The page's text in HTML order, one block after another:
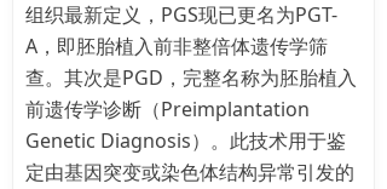
组织最新定义，PGS现已更名为PGT-
A，即胚胎植入前非整倍体遗传学筛
查。其次是PGD，完整名称为胚胎植入
前遗传学诊断（Preimplantation
Genetic Diagnosis）。此技术用于鉴
定由基因突变或染色体结构异常引发的